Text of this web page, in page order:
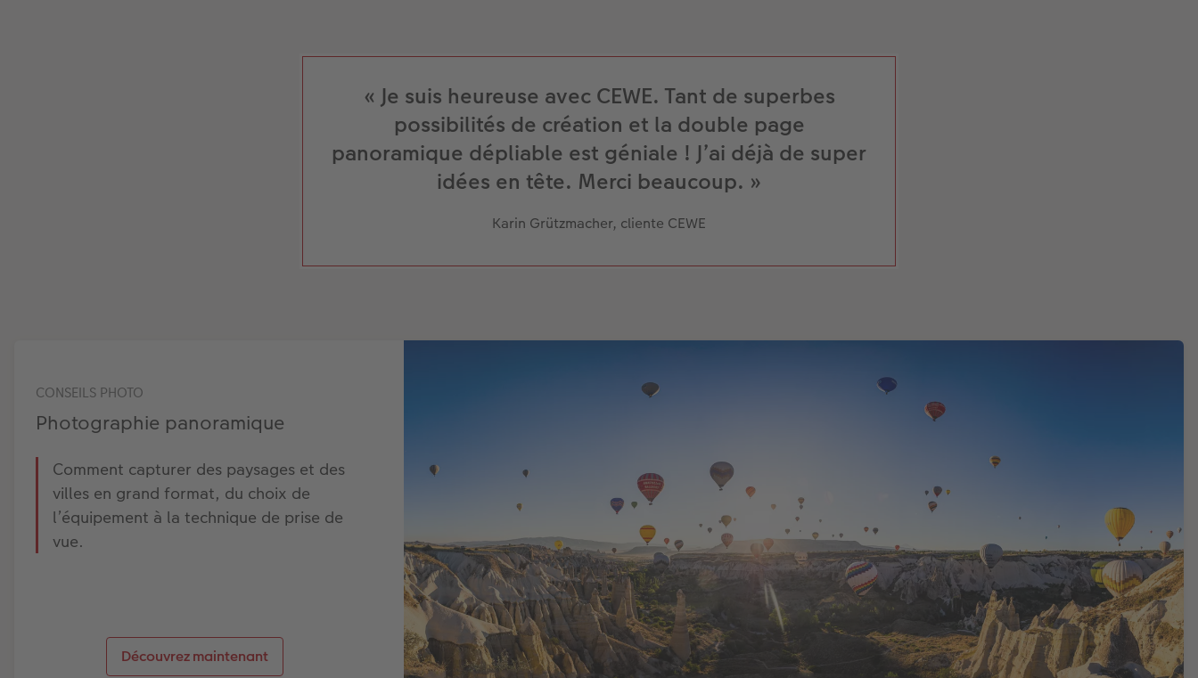
« Je suis heureuse avec CEWE. Tant de superbes
possibilités de création et la double page
panoramique dépliable est géniale ! J’ai déjà de super
idées en tête. Merci beaucoup. »
Karin Grützmacher, cliente CEWE
CONSEILS PHOTO
Photographie panoramique
Comment capturer des paysages et des
villes en grand format, du choix de
l’équipement à la technique de prise de
vue.
Découvrez maintenant